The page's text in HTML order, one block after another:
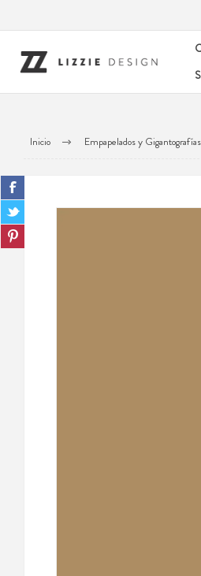
Inicio Empapelados y Gigantografías